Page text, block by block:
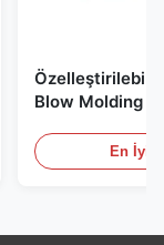
Blow Molding
Molding
En İyi